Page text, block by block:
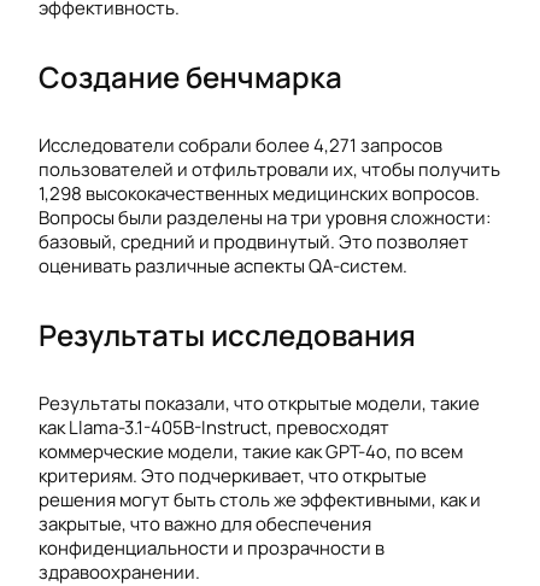
эффективность.
Создание бенчмарка
Исследователи собрали более 4,271 запросов
пользователей и отфильтровали их, чтобы получить
1,298 высококачественных медицинских вопросов.
Вопросы были разделены на три уровня сложности:
базовый, средний и продвинутый. Это позволяет
оценивать различные аспекты QA-систем.
Результаты исследования
Результаты показали, что открытые модели, такие
как Llama-3.1-405B-Instruct, превосходят
коммерческие модели, такие как GPT-4o, по всем
критериям. Это подчеркивает, что открытые
решения могут быть столь же эффективными, как и
закрытые, что важно для обеспечения
конфиденциальности и прозрачности в
здравоохранении.